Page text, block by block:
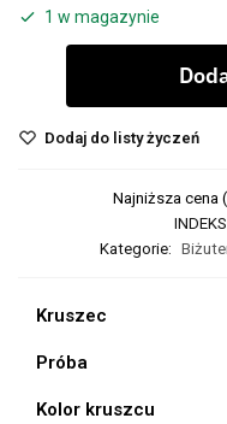
1 w magazynie
Dodaj do listy życzeń
Najniższa cena (
Kategorie:
Kruszec
Próba
Kolor kruszcu